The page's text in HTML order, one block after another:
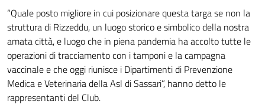
“Quale posto migliore in cui posizionare questa targa se non la
struttura di Rizzeddu, un luogo storico e simbolico della nostra
amata città, e luogo che in piena pandemia ha accolto tutte le
operazioni di tracciamento con i tamponi e la campagna
vaccinale e che oggi riunisce i Dipartimenti di Prevenzione
Medica e Veterinaria della Asl di Sassari”, hanno detto le
rappresentanti del Club.